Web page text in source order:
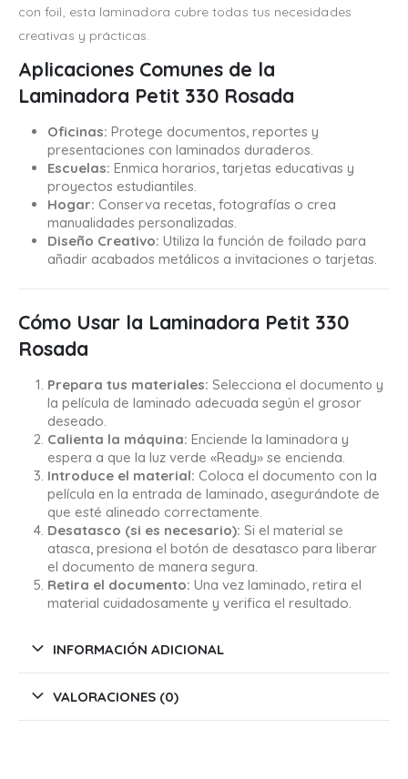
con foil, esta laminadora cubre todas tus necesidades
creativas y prácticas.
Aplicaciones Comunes de la
Laminadora Petit 330 Rosada
Oficinas: Protege documentos, reportes y
presentaciones con laminados duraderos.
Escuelas: Enmica horarios, tarjetas educativas y
proyectos estudiantiles.
Hogar: Conserva recetas, fotografías o crea
manualidades personalizadas.
Diseño Creativo: Utiliza la función de foilado para
añadir acabados metálicos a invitaciones o tarjetas.
Cómo Usar la Laminadora Petit 330
Rosada
Prepara tus materiales: Selecciona el documento y
la película de laminado adecuada según el grosor
deseado.
Calienta la máquina: Enciende la laminadora y
espera a que la luz verde «Ready» se encienda.
Introduce el material: Coloca el documento con la
película en la entrada de laminado, asegurándote de
que esté alineado correctamente.
Desatasco (si es necesario): Si el material se
atasca, presiona el botón de desatasco para liberar
el documento de manera segura.
Retira el documento: Una vez laminado, retira el
material cuidadosamente y verifica el resultado.
INFORMACIÓN ADICIONAL
VALORACIONES (0)